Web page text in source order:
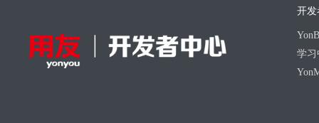
开发
学习